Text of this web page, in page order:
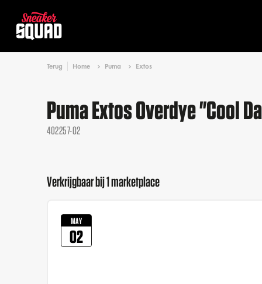
Terug Home Puma Extos
Puma Extos Overdye "Cool
402257-02
Verkrijgbaar bij 1 marketplace
MAY
02